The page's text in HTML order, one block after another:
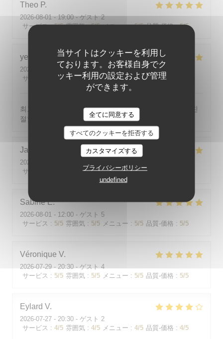
当サイトはクッキーを利用し
ております。お客様自身でク
ッキー利用の設定および管理
ができます。
全てに同意する
すべてのクッキーを拒否する
カスタマイズする
プライバシーポリシー
undefined
Theo P
2026-08-01- 19:00 - ゲスト 2
サービス: 5/5 雰囲気: 5/5 メニュー: 5/5 品質-価格: 5/5
yeonghun J
2026-08-03
- 19:00 - ゲスト 4
サービス
/5 雰囲気: 5/5 メニュー: 5/5 品質-価格
최고의 분위기, 최고의 맛, 프랑스어가 서툴지만 서버가 친
절함
Jackie
2026-07-31
サービス
雰囲気: 5/5 メニュー: 5/5 品質-価格
Sabine E
2026-08-01 - 12:00 - ゲスト 5
サービス : 5/5 雰囲気 : 5/5 メニュー : 5/5 品質-価格 : 5/5
Véronique V
2026-07-29- 20:30 - ゲスト 4
サービス : 5/5 雰囲気 : 5/5 メニュー : 5/5 品質-価格 : 5/5
Eylard V
2026-07-27 - 20:30 - ゲスト 2
サービス : 4/5 雰囲気 : 4/5 メニュー : 4/5 品質-価格 : 4/5